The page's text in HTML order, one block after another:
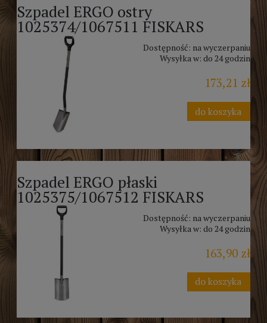
Szpadel ERGO ostry
1025374/1067511 FISKARS
Dostępność: na wyczerpaniu
Wysyłka w: do 24 godzin
173,21 zł
do koszyka
Szpadel ERGO płaski
1025375/1067512 FISKARS
Dostępność: na wyczerpaniu
Wysyłka w: do 24 godzin
163,90 zł
do koszyka